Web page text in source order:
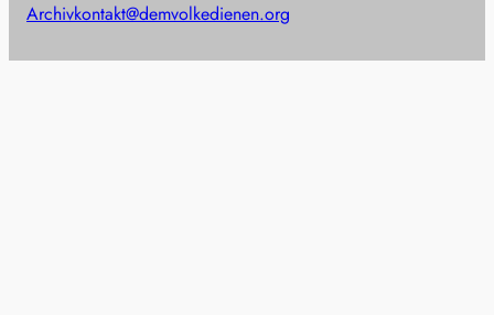
Archivkontakt@demvolkedienen.org